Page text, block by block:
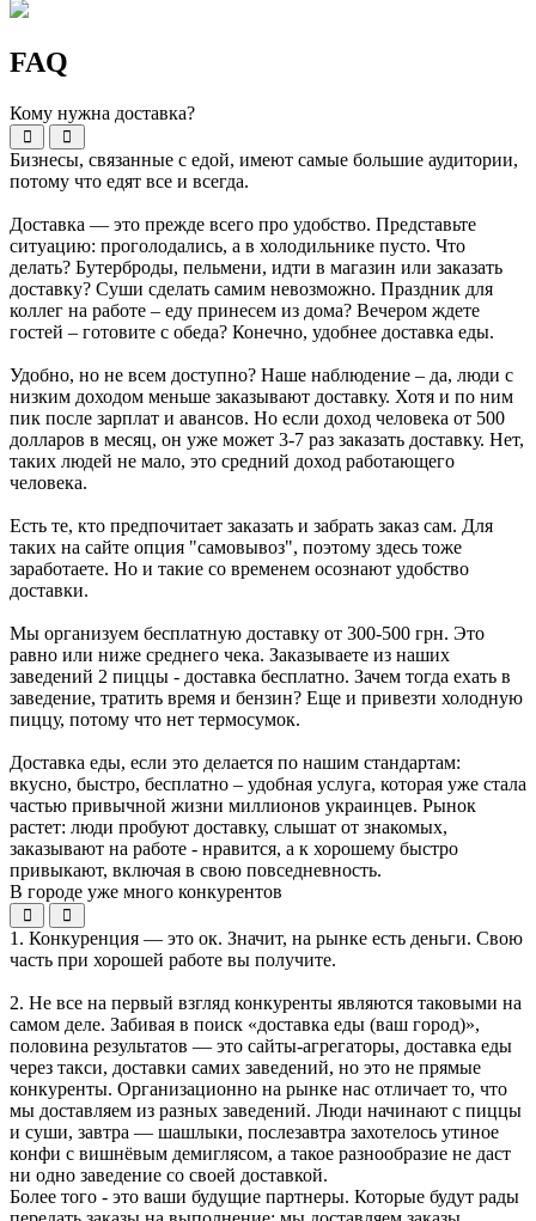
FAQ
Кому нужна доставка?
Бизнесы, связанные с едой, имеют самые большие аудитории,
потому что едят все и всегда.
Доставка — это прежде всего про удобство. Представьте
ситуацию: проголодались, а в холодильнике пусто. Что
делать? Бутерброды, пельмени, идти в магазин или заказать
доставку? Суши сделать самим невозможно. Праздник для
коллег на работе – еду принесем из дома? Вечером ждете
гостей – готовите с обеда? Конечно, удобнее доставка еды.
Удобно, но не всем доступно? Наше наблюдение – да, люди с
низким доходом меньше заказывают доставку. Хотя и по ним
пик после зарплат и авансов. Но если доход человека от 500
долларов в месяц, он уже может 3-7 раз заказать доставку. Нет,
таких людей не мало, это средний доход работающего
человека.
Есть те, кто предпочитает заказать и забрать заказ сам. Для
таких на сайте опция "самовывоз", поэтому здесь тоже
заработаете. Но и такие со временем осознают удобство
доставки.
Мы организуем бесплатную доставку от 300-500 грн. Это
равно или ниже среднего чека. Заказываете из наших
заведений 2 пиццы - доставка бесплатно. Зачем тогда ехать в
заведение, тратить время и бензин? Еще и привезти холодную
пиццу, потому что нет термосумок.
Доставка еды, если это делается по нашим стандартам:
вкусно, быстро, бесплатно – удобная услуга, которая уже стала
частью привычной жизни миллионов украинцев. Рынок
растет: люди пробуют доставку, слышат от знакомых,
заказывают на работе - нравится, а к хорошему быстро
привыкают, включая в свою повседневность.
В городе уже много конкурентов
1. Конкуренция — это ок. Значит, на рынке есть деньги. Свою
часть при хорошей работе вы получите.
2. Не все на первый взгляд конкуренты являются таковыми на
самом деле. Забивая в поиск «доставка еды (ваш город)»,
половина результатов — это сайты-агрегаторы, доставка еды
через такси, доставки самих заведений, но это не прямые
конкуренты. Организационно на рынке нас отличает то, что
мы доставляем из разных заведений. Люди начинают с пиццы
и суши, завтра — шашлыки, послезавтра захотелось утиное
конфи с вишнёвым демиглясом, а такое разнообразие не даст
ни одно заведение со своей доставкой.
Более того - это ваши будущие партнеры. Которые будут рады